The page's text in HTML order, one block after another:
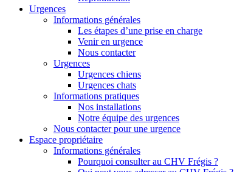
Urgences
Informations générales
Les étapes d’une prise en charge
Venir en urgence
Nous contacter
Urgences
Urgences chiens
Urgences chats
Informations pratiques
Nos installations
Notre équipe des urgences
Nous contacter pour une urgence
Espace propriétaire
Informations générales
Pourquoi consulter au CHV Frégis ?